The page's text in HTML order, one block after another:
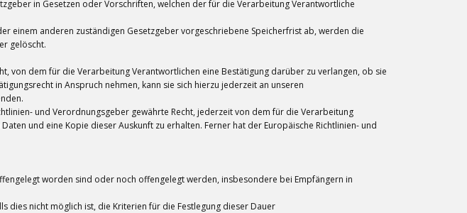
in Gesetzen oder Vorschriften, welchen der für die Verarbeitung Verantwortliche
einem anderen zuständigen Gesetzgeber vorgeschriebene Speicherfrist ab, werden die
gelöscht.
von dem für die Verarbeitung Verantwortlichen eine Bestätigung darüber zu verlangen, ob sie
in Anspruch nehmen, kann sie sich hierzu jederzeit an unseren
und Verordnungsgeber gewährte Recht, jederzeit von dem für die Verarbeitung
und eine Kopie dieser Auskunft zu erhalten. Ferner hat der Europäische Richtlinien- und
worden sind oder noch offengelegt werden, insbesondere bei Empfängern in
nicht möglich ist, die Kriterien für die Festlegung dieser Dauer